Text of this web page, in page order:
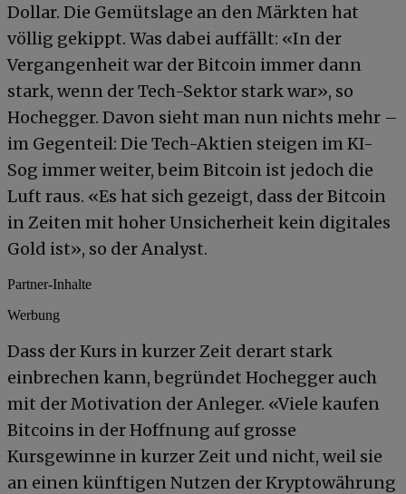
Dollar. Die Gemütslage an den Märkten hat
völlig gekippt. Was dabei auffällt: «In der
Vergangenheit war der Bitcoin immer dann
stark, wenn der Tech-Sektor stark war», so
Hochegger. Davon sieht man nun nichts mehr –
im Gegenteil: Die Tech-Aktien steigen im KI-
Sog immer weiter, beim Bitcoin ist jedoch die
Luft raus. «Es hat sich gezeigt, dass der Bitcoin
in Zeiten mit hoher Unsicherheit kein digitales
Gold ist», so der Analyst.
Partner-Inhalte
Werbung
Dass der Kurs in kurzer Zeit derart stark
einbrechen kann, begründet Hochegger auch
mit der Motivation der Anleger. «Viele kaufen
Bitcoins in der Hoffnung auf grosse
Kursgewinne in kurzer Zeit und nicht, weil sie
an einen künftigen Nutzen der Kryptowährung